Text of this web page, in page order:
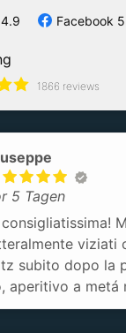
Facebook
1866 reviews
5 Tagen
viziati
subito dopo la
aperitivo a metá